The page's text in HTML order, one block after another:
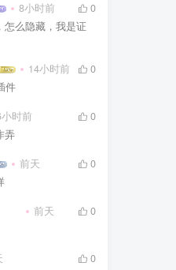
8小时前
0
怎么隐藏，我是证
14小时前
0
件
时前
0
弄
前天
0
前天
0
0